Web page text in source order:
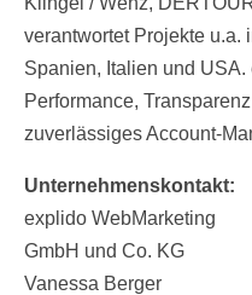
verantwortet Projekte u.a.
Spanien, Italien und
Performance,
zuverlässiges Account-
Unternehmenskontakt:
explido WebMarketing
GmbH und Co. KG
Vanessa Berger